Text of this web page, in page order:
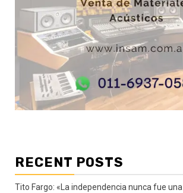
RECENT POSTS
Tito Fargo: «La independencia nunca fue